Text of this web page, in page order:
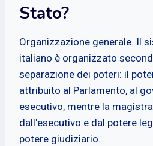
Stato?
Organizzazione generale. Il
italiano è organizzato
separazione dei poteri: il
attribuito al Parlamento, al
esecutivo, mentre la
dall'esecutivo e dal potere
potere giudiziario.